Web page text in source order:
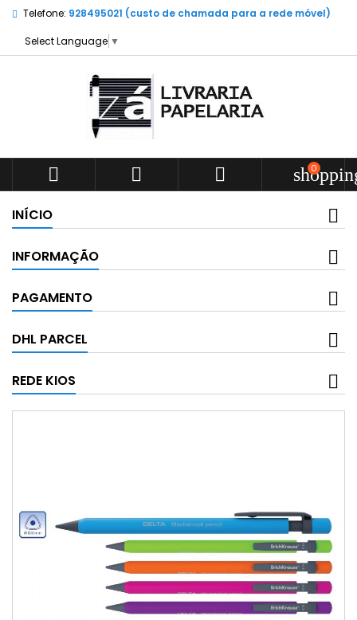
Telefone: 928495021 (custo de chamada para a rede móvel)
Select Language ▼
   0
INÍCIO
INFORMAÇÃO
PAGAMENTO
DHL PARCEL
REDE KIOS